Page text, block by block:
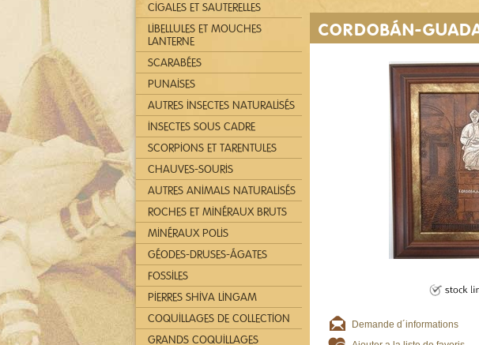
CORDOBÁN-
Demande d´informations
CIGALES ET SAUTERELLES
LIBELLULES ET MOUCHES
LANTERNE
SCARABÉES
PUNAISES
AUTRES INSECTES NATURALISÉS
INSECTES SOUS CADRE
SCORPIONS ET TARENTULES
CHAUVES-SOURIS
AUTRES ANIMALS NATURALISÉS
ROCHES ET MINÉRAUX BRUTS
MINÉRAUX POLIS
GÉODES-DRUSES-ÁGATES
FOSSILES
PIERRES SHIVA LINGAM
COQUILLAGES DE COLLECTION
GRANDS COQUILLAGES